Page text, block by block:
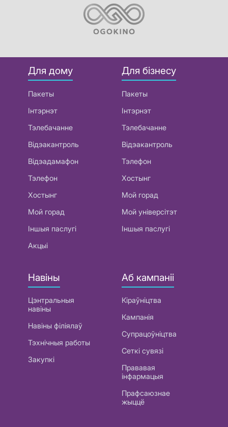
Для дому
Пакеты
Інтэрнэт
Тэлебачанне
Відэакантроль
Відэадамафон
Тэлефон
Хостынг
Мой горад
Іншыя паслугі
Акцыі
Для бізнесу
Пакеты
Інтэрнэт
Тэлебачанне
Відэакантроль
Тэлефон
Хостынг
Мой горад
Мой універсітэт
Іншыя паслугі
Навіны
Цэнтральныя
навіны
Навіны філіялаў
Тэхнічныя работы
Закупкі
Аб кампаніі
Кіраўніцтва
Кампанія
Супрацоўніцтва
Сеткі сувязі
Прававая
інфармацыя
Прафсаюзнае
жыццё